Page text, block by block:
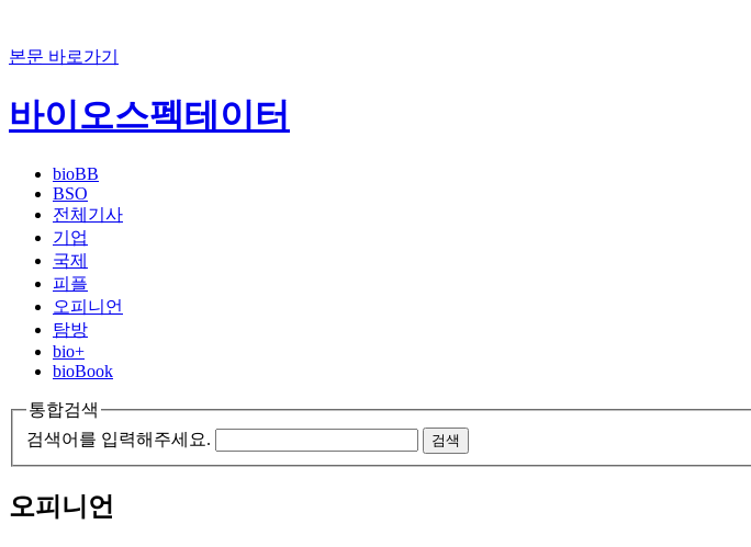
본문 바로가기
바이오스펙테이터
bioBB
BSO
전체기사
기업
국제
피플
오피니언
탐방
bio+
bioBook
통합검색
검색어를 입력해주세요.
검색
오피니언